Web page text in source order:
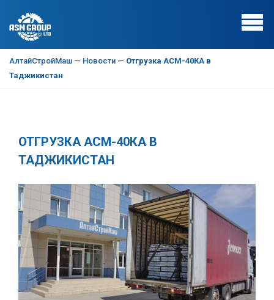
АлтайСтройМаш — Новости — Отгрузка АСМ-40КА в
Таджикистан
ОТГРУЗКА АСМ-40КА В
ТАДЖИКИСТАН